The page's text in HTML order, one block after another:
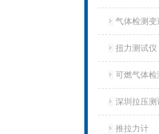
气体检测变
扭力测试仪
可燃气体检
深圳拉压测
推拉力计